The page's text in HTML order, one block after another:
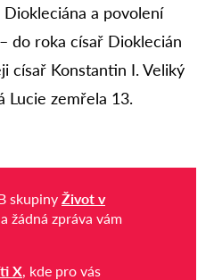
a povolení
do roka císař Dioklecián
císař Konstantin I. Veliký
Lucie zemřela 13.
skupiny Život v
a žádná zpráva vám
X, kde pro vás